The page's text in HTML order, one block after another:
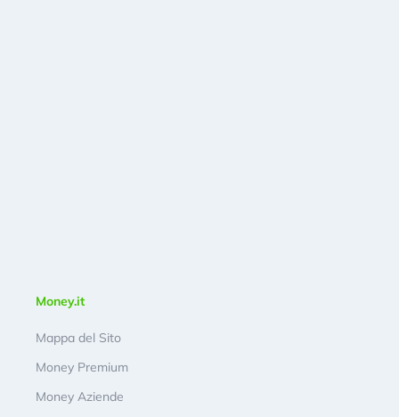
Money.it
Mappa del Sito
Money Premium
Money Aziende